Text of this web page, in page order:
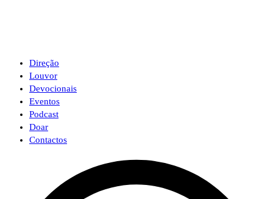
Direção
Louvor
Devocionais
Eventos
Podcast
Doar
Contactos